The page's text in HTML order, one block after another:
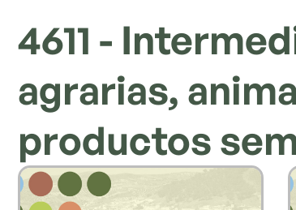
4611 -
agrarias,
productos